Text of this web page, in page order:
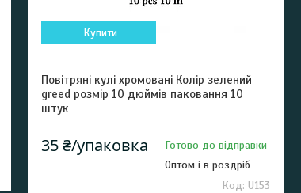
Купити
Повітряні кулі хромовані Колір зелений
greed розмір 10 дюймів паковання 10
штук
35 ₴/упаковка
Готово до відправки
Оптом і в роздріб
U153